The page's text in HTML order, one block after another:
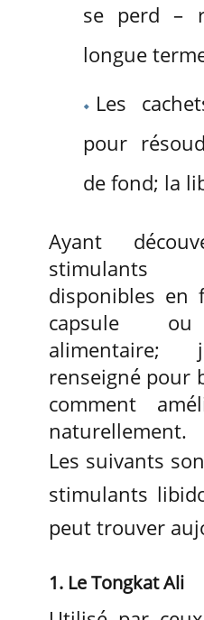
se perd –
longue
Les
pour
de fond; la
Ayant
disponibles en
capsule ou
renseigné pour
comment
naturellement.
Les suivants
stimulants
peut trouver
1. Le Tongkat Ali